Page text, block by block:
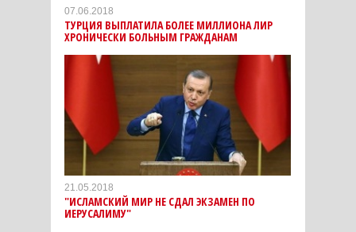
07.06.2018
ТУРЦИЯ ВЫПЛАТИЛА БОЛЕЕ МИЛЛИОНА ЛИР
ХРОНИЧЕСКИ БОЛЬНЫМ ГРАЖДАНАМ
21.05.2018
"ИСЛАМСКИЙ МИР НЕ СДАЛ ЭКЗАМЕН ПО
ИЕРУСАЛИМУ"